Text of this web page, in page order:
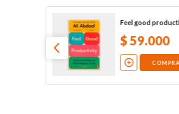
Feel good
$59.000